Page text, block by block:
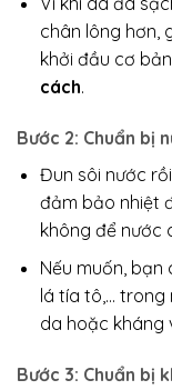
chân lông hơn,
khởi đầu cơ
cách.
Bước 2: Chuẩn bị
Đun sôi nước
đảm bảo nhiệt
không để nước
Nếu muốn,
lá tía tô,… trong
da hoặc kháng
Bước 3: Chuẩn bị